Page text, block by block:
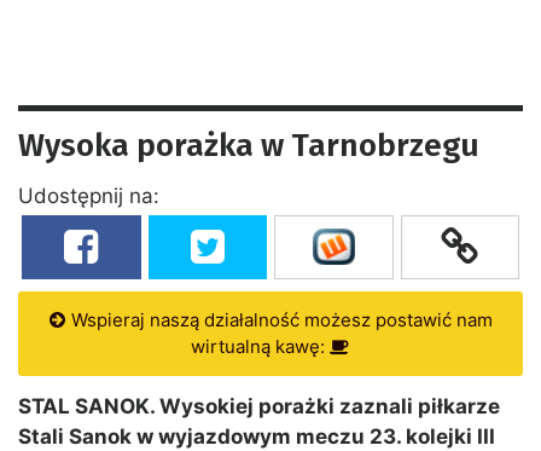
Wysoka porażka w Tarnobrzegu
Udostępnij na:
Wspieraj naszą działalność możesz postawić nam
wirtualną kawę:
STAL SANOK. Wysokiej porażki zaznali piłkarze
Stali Sanok w wyjazdowym meczu 23. kolejki III